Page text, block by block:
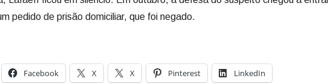
pedido de prisão domiciliar, que foi negado.
Facebook X X Pinterest LinkedIn